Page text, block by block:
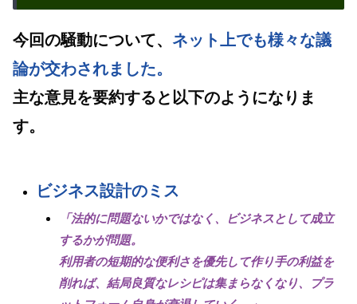
今回の騒動について、 ネット上でも様々な議
論が交わされました。
主な意見を要約すると以下のようになりま
す。
ビジネス設計のミス
「法的に問題ないかではなく、ビジネスとして成立
するかが問題。
利用者の短期的な便利さを優先して作り手の利益を
削れば、結局良質なレシピは集まらなくなり、プラ